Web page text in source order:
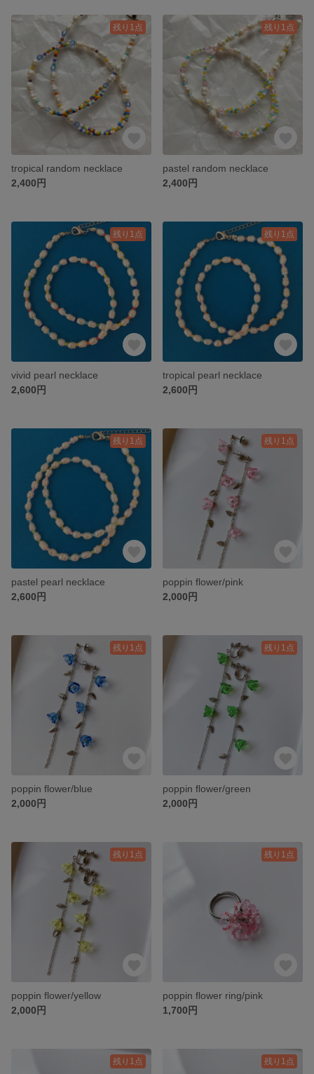
残り1点
tropical random necklace
2,400円
残り1点
pastel random necklace
2,400円
残り1点
vivid pearl necklace
2,600円
残り1点
tropical pearl necklace
2,600円
残り1点
pastel pearl necklace
2,600円
残り1点
poppin flower/pink
2,000円
残り1点
poppin flower/blue
2,000円
残り1点
poppin flower/green
2,000円
残り1点
poppin flower/yellow
2,000円
残り1点
poppin flower ring/pink
1,700円
残り1点 残り1点